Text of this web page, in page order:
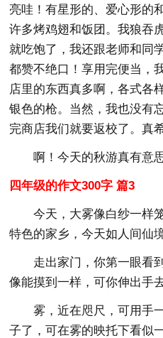
亮哇！有星形的、爱心形的
许多烤鸡翅和饭团。我狼吞
就吃饱了，我还跟老师和同
都赞不绝口！享用完便当，
店里的东西真多啊，各式各
银色的枪。当然，我也没有
完商店我们就要返校了。真
啊！今天的秋游真有意思
四年级的作文300字 篇3
今天，大雾像白纱一样
特色的家乡，今天如人间仙
走出家门，你第一眼看
像能摸到一样，可你伸出手
雾，近在咫尺，可用手
子了，可在雾的映托下看似